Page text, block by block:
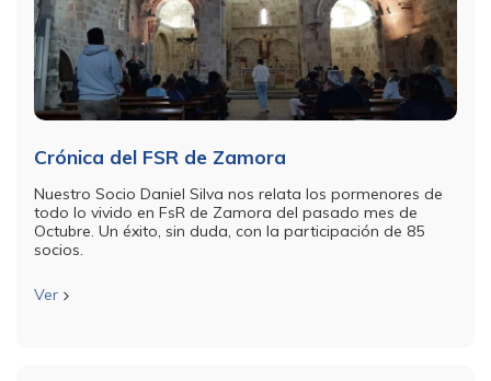
Crónica del FSR de Zamora
Nuestro Socio Daniel Silva nos relata los pormenores de
todo lo vivido en FsR de Zamora del pasado mes de
Octubre. Un éxito, sin duda, con la participación de 85
socios.
Ver